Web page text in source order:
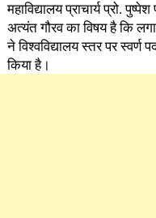
महाविद्यालय प्राचार्य प्रो.
अत्यंत गौरव का विषय है कि
ने विश्वविद्यालय स्तर पर
किया है।